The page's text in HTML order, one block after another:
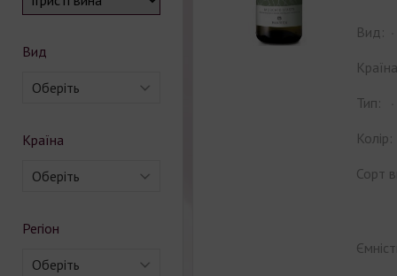
Вид
Оберіть
Країна
Оберіть
Регіон
Оберіть
Вид:
Тип:
Колір:
Сорт